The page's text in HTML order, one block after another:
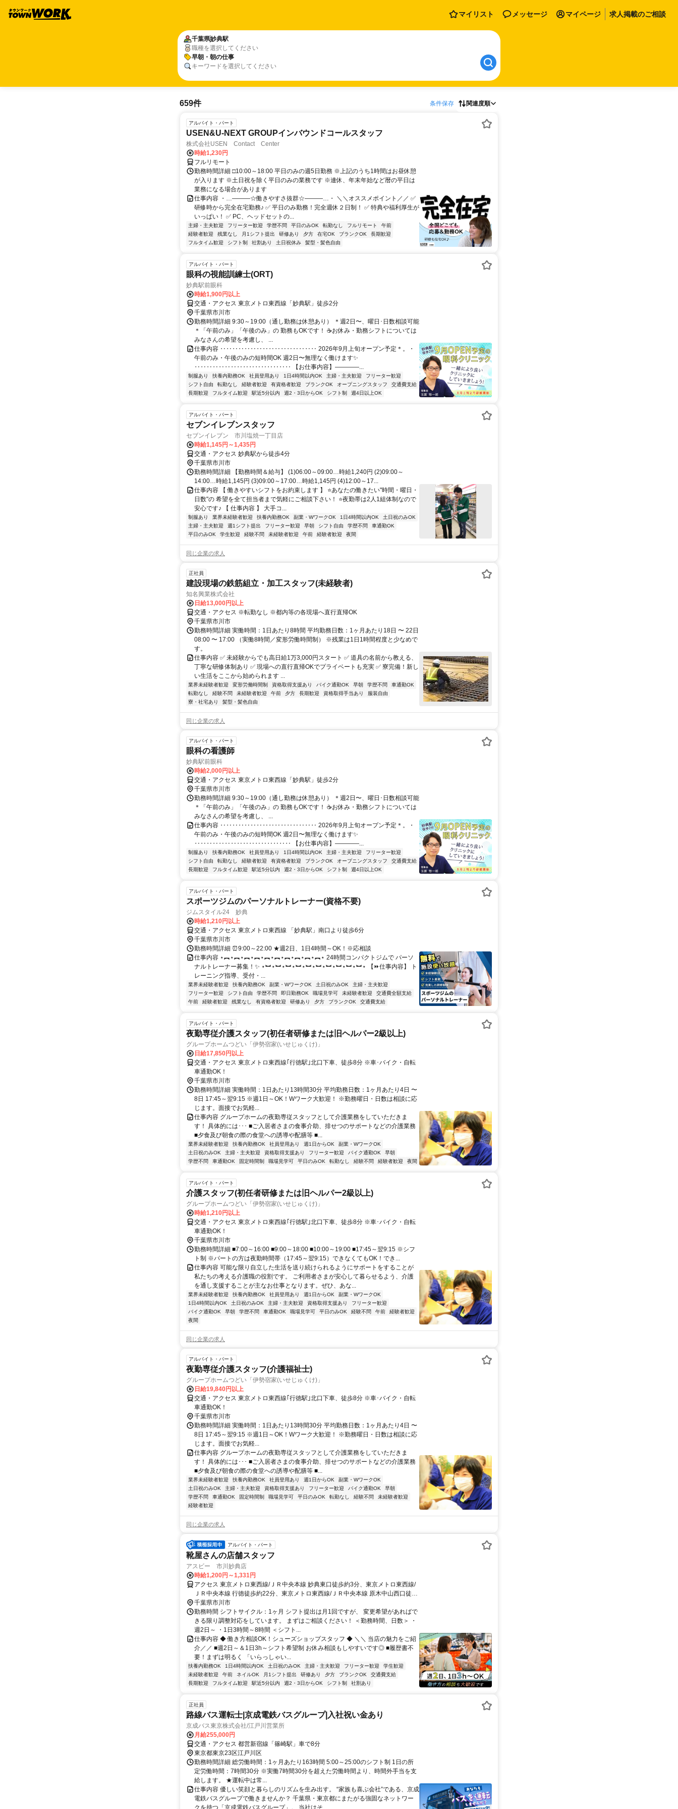
マイリスト メッセージ マイページ 求人掲載のご相談
千葉県妙典駅
職種を選択してください
早朝・朝の仕事
キーワードを選択してください
659件 条件保存 関連度順
アルバイト・パート
USEN&U-NEXT GROUPインバウンドコールスタッフ
株式会社USEN Contact Center
時給1,230円
フルリモート
勤務時間詳細 □10:00～18:00 平日のみの週5日勤務 ※上記のうち1時間はお昼休憩
が入ります ※土日祝を除く平日のみの業務です ※連休、年末年始など暦の平日は
業務になる場合があります
仕事内容 ・…―――☆働きやすさ抜群☆―――…・ ＼＼オススメポイント／／ ✅
研修時から完全在宅勤務♪ ✅ 平日のみ勤務！完全週休２日制！ ✅ 特典や福利厚生が
いっぱい！ ✅ PC、ヘッドセットの...
主婦・主夫歓迎 フリーター歓迎 学歴不問 平日のみOK 転勤なし フルリモート
午前
経験者歓迎
残業なし 月1シフト提出 研修あり 夕方 在宅OK ブランクOK
長期歓迎
フルタイム歓迎
シフト制 社割あり 土日祝休み 髪型・髪色自由
アルバイト・パート
眼科の視能訓練士(ORT)
妙典駅前眼科
時給1,900円以上
交通・アクセス 東京メトロ東西線「妙典駅」徒歩2分
千葉県市川市
勤務時間詳細 9:30～19:00（通し勤務は休憩あり） ＊週2日〜、曜日･日数相談可能
＊「午前のみ」「午後のみ」の 勤務もOKです！ ☕お休み・勤務シフトについては
みなさんの希望を考慮し、 ...
仕事内容 ‥‥‥‥‥‥‥‥‥‥‥‥‥‥‥‥ 2026年9月上旬オープン予定＊。・
午前のみ・午後のみの短時間OK 週2日〜無理なく働けます✨
‥‥‥‥‥‥‥‥‥‥‥‥‥‥‥‥ 【お仕事内容】――――...
制服あり 扶養内勤務OK 社員登用あり 1日4時間以内OK 主婦・主夫歓迎
フリーター歓迎
シフト自由
転勤なし 経験者歓迎 有資格者歓迎 ブランクOK オープニングスタッフ
交通費支給
長期歓迎
フルタイム歓迎 駅近5分以内 週2・3日からOK シフト制 週4日以上OK
アルバイト・パート
セブンイレブンスタッフ
セブンイレブン 市川塩焼一丁目店
時給1,145円～1,435円
交通・アクセス 妙典駅から徒歩4分
千葉県市川市
勤務時間詳細 【勤務時間＆給与】 (1)06:00～09:00…時給1,240円 (2)09:00～
14:00…時給1,145円 (3)09:00～17:00…時給1,145円 (4)12:00～17...
仕事内容 【 働きやすいシフトをお約束します 】 ⭐あなたの働きたい"時間・曜日・
日数"の 希望を全て担当者まで気軽にご相談下さい！ ⭐夜勤帯は2人1組体制なので
安心です♪ 【 仕事内容 】 大手コ...
制服あり 業界未経験者歓迎 扶養内勤務OK 副業・WワークOK 1日4時間以内OK
土日祝のみOK
主婦・主夫歓迎
週1シフト提出 フリーター歓迎 早朝 シフト自由 学歴不問
車通勤OK
平日のみOK
学生歓迎 経験不問 未経験者歓迎 午前 経験者歓迎 夜間
同じ企業の求人
正社員
建設現場の鉄筋組立・加工スタッフ(未経験者)
知名興業株式会社
日給13,000円以上
交通・アクセス ※転勤なし ※都内等の各現場へ直行直帰OK
千葉県市川市
勤務時間詳細 実働時間：1日あたり8時間 平均勤務日数：1ヶ月あたり18日 〜 22日
08:00 〜 17:00 （実働8時間／変形労働時間制） ※残業は1日1時間程度と少なめで
す。
仕事内容 ✅ 未経験からでも高日給1万3,000円スタート ✅ 道具の名前から教える、
丁寧な研修体制あり ✅ 現場への直行直帰OKでプライベートも充実 ✅ 寮完備！新し
い生活をここから始められます ...
業界未経験者歓迎 変形労働時間制 資格取得支援あり バイク通勤OK 早朝 学歴不問
車通勤OK
転勤なし
経験不問 未経験者歓迎 午前 夕方 長期歓迎 資格取得手当あり
服装自由
寮・社宅あり
髪型・髪色自由
同じ企業の求人
アルバイト・パート
眼科の看護師
妙典駅前眼科
時給2,000円以上
交通・アクセス 東京メトロ東西線「妙典駅」徒歩2分
千葉県市川市
勤務時間詳細 9:30～19:00（通し勤務は休憩あり） ＊週2日〜、曜日･日数相談可能
＊「午前のみ」「午後のみ」の 勤務もOKです！ ☕お休み・勤務シフトについては
みなさんの希望を考慮し、 ...
仕事内容 ‥‥‥‥‥‥‥‥‥‥‥‥‥‥‥‥ 2026年9月上旬オープン予定＊。・
午前のみ・午後のみの短時間OK 週2日〜無理なく働けます✨
‥‥‥‥‥‥‥‥‥‥‥‥‥‥‥‥ 【お仕事内容】――――...
制服あり 扶養内勤務OK 社員登用あり 1日4時間以内OK 主婦・主夫歓迎
フリーター歓迎
シフト自由
転勤なし 経験者歓迎 有資格者歓迎 ブランクOK オープニングスタッフ
交通費支給
長期歓迎
フルタイム歓迎 駅近5分以内 週2・3日からOK シフト制 週4日以上OK
アルバイト・パート
スポーツジムのパーソナルトレーナー(資格不要)
ジムスタイル24 妙典
時給1,210円以上
交通・アクセス 東京メトロ東西線 「妙典駅」南口より徒歩6分
千葉県市川市
勤務時間詳細 ⏰9:00～22:00 ★週2日、1日4時間～OK！※応相談
仕事内容 ⋆︻⋆︻⋆︻⋆︻⋆︻⋆︻⋆︻⋆︻⋆︻⋆︻⋆ 24時間コンパクトジムで パーソ
ナルトレーナー募集！✨ ⋆︼⋆︼⋆︼⋆︼⋆︼⋆︼⋆︼⋆︼⋆︼⋆︼⋆ 【⏩仕事内容】 ト
レーニング指導、受付・...
業界未経験者歓迎 扶養内勤務OK 副業・WワークOK 土日祝のみOK
主婦・主夫歓迎
フリーター歓迎
シフト自由 学歴不問 即日勤務OK 職場見学可 未経験者歓迎
交通費全額支給
午前
経験者歓迎 残業なし 有資格者歓迎 研修あり 夕方 ブランクOK 交通費支給
アルバイト・パート
夜勤専従介護スタッフ(初任者研修または旧ヘルパー2級以上)
グループホームつどい「伊勢宿家(いせじゅくけ)」
日給17,850円以上
交通・アクセス 東京メトロ東西線｢行徳駅｣北口下車、徒歩8分 ※車･バイク・自転
車通勤OK！
千葉県市川市
勤務時間詳細 実働時間：1日あたり13時間30分 平均勤務日数：1ヶ月あたり4日 〜
8日 17:45～翌9:15 ※週1日～OK！Wワーク大歓迎！ ※勤務曜日・日数は相談に応
じます。面接でお気軽...
仕事内容 グループホームの夜勤専従スタッフとして介護業務をしていただきま
す！ 具体的には･･･ ■ご入居者さまの食事介助、排せつのサポートなどの介護業務
■夕食及び朝食の際の食堂への誘導や配膳等 ■...
業界未経験者歓迎 扶養内勤務OK 社員登用あり 週1日からOK
副業・WワークOK
土日祝のみOK
主婦・主夫歓迎 資格取得支援あり フリーター歓迎 バイク通勤OK
早朝
学歴不問
車通勤OK 固定時間制 職場見学可 平日のみOK 転勤なし 経験不問 経験者歓迎 夜間
アルバイト・パート
介護スタッフ(初任者研修または旧ヘルパー2級以上)
グループホームつどい「伊勢宿家(いせじゅくけ)」
時給1,210円以上
交通・アクセス 東京メトロ東西線｢行徳駅｣北口下車、徒歩8分 ※車･バイク・自転
車通勤OK！
千葉県市川市
勤務時間詳細 ■7:00～16:00 ■9:00～18:00 ■10:00～19:00 ■17:45～翌9:15 ※シフ
ト制 ※パートの方は夜勤時間帯（17:45～翌9:15）できなくてもOK！でき...
仕事内容 可能な限り自立した生活を送り続けられるようにサポートをすることが
私たちの考える介護職の役割です。 ご利用者さまが安心して暮らせるよう、介護
を通し支援することが主なお仕事となります。ぜひ、あな...
業界未経験者歓迎 扶養内勤務OK 社員登用あり 週1日からOK
副業・WワークOK
1日4時間以内OK
土日祝のみOK 主婦・主夫歓迎 資格取得支援あり
フリーター歓迎
バイク通勤OK
早朝 学歴不問 車通勤OK 職場見学可 平日のみOK 経験不問 午前
経験者歓迎
夜間
同じ企業の求人
アルバイト・パート
夜勤専従介護スタッフ(介護福祉士)
グループホームつどい「伊勢宿家(いせじゅくけ)」
日給19,840円以上
交通・アクセス 東京メトロ東西線｢行徳駅｣北口下車、徒歩8分 ※車･バイク・自転
車通勤OK！
千葉県市川市
勤務時間詳細 実働時間：1日あたり13時間30分 平均勤務日数：1ヶ月あたり4日 〜
8日 17:45～翌9:15 ※週1日～OK！Wワーク大歓迎！ ※勤務曜日・日数は相談に応
じます。面接でお気軽...
仕事内容 グループホームの夜勤専従スタッフとして介護業務をしていただきま
す！ 具体的には･･･ ■ご入居者さまの食事介助、排せつのサポートなどの介護業務
■夕食及び朝食の際の食堂への誘導や配膳等 ■...
業界未経験者歓迎 扶養内勤務OK 社員登用あり 週1日からOK
副業・WワークOK
土日祝のみOK
主婦・主夫歓迎 資格取得支援あり フリーター歓迎 バイク通勤OK
早朝
学歴不問
車通勤OK 固定時間制 職場見学可 平日のみOK 転勤なし 経験不問
未経験者歓迎
経験者歓迎
同じ企業の求人
アルバイト・パート
靴屋さんの店舗スタッフ
アスビー 市川妙典店
時給1,200円～1,331円
アクセス 東京メトロ東西線/ＪＲ中央本線 妙典東口徒歩約3分、東京メトロ東西線/
ＪＲ中央本線 行徳徒歩約22分、東京メトロ東西線/ＪＲ中央本線 原木中山西口徒歩
約34分 「妙典」駅徒歩4分
千葉県市川市
勤務時間 シフトサイクル：1ヶ月 シフト提出は月1回ですが、 変更希望があればで
きる限り調整対応をしています。 まずはご相談ください！ ＜勤務時間、日数＞ ・
週2日～ ・1日3時間～8時間 ＜シフト...
仕事内容 ◆ 働き方相談OK！シューズショップスタッフ ◆ ＼＼ 当店の魅力をご紹
介／／ ■週2日～＆1日3h～シフト希望制 お休み相談もしやすいです◎ ■履歴書不
要！まずは明るく 「いらっしゃい...
扶養内勤務OK 1日4時間以内OK 土日祝のみOK 主婦・主夫歓迎 フリーター歓迎
学生歓迎
未経験者歓迎
午前 ネイルOK 月1シフト提出 研修あり 夕方 ブランクOK
交通費支給
長期歓迎
フルタイム歓迎 駅近5分以内 週2・3日からOK シフト制 社割あり
正社員
路線バス運転士|京成電鉄バスグループ|入社祝い金あり
京成バス東京株式会社/江戸川営業所
月給255,000円
交通・アクセス 都営新宿線「篠崎駅」車で8分
東京都東京23区江戸川区
勤務時間詳細 総労働時間：1ヶ月あたり163時間 5:00～25:00のシフト制 1日の所
定労働時間：7時間30分 ※実働7時間30分を超えた労働時間より、時間外手当を支
給します。 ★運転中は常...
仕事内容 優しい笑顔と暮らしのリズムを生み出す。 “家族も喜ぶ会社”である、京成
電鉄バスグループで働きませんか？ 千葉県・東京都にまたがる強固なネットワー
クを持つ「京成電鉄バスグループ」。 当社はそ...